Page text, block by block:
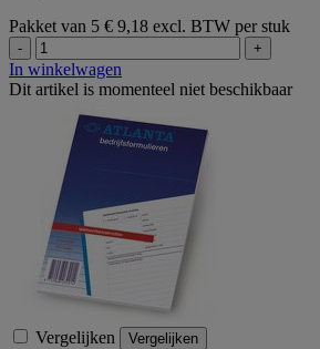
Pakket van 5 € 9,18 excl. BTW per stuk
- +
In winkelwagen
Dit artikel is momenteel niet beschikbaar
Vergelijken Vergelijken